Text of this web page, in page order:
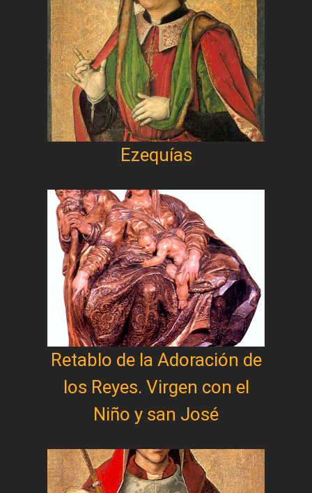
Ezequías
Retablo de la Adoración de
los Reyes. Virgen con el
Niño y san José